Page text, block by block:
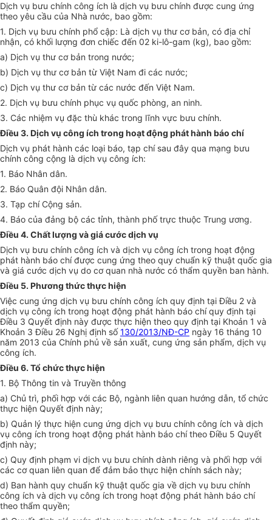
Dịch vụ bưu chính công ích là dịch vụ bưu chính được cung ứng
theo yêu cầu của Nhà nước, bao gồm:
1. Dịch vụ bưu chính phổ cập: Là dịch vụ thư cơ bản, có địa chỉ
nhận, có khối lượng đơn chiếc đến 02 ki-lô-gam (kg), bao gồm:
a) Dịch vụ thư cơ bản trong nước;
b) Dịch vụ thư cơ bản từ Việt Nam đi các nước;
c) Dịch vụ thư cơ bản từ các nước đến Việt Nam.
2. Dịch vụ bưu chính phục vụ quốc phòng, an ninh.
3. Các nhiệm vụ đặc thù khác trong lĩnh vực bưu chính.
Điều 3. Dịch vụ công ích trong hoạt động phát hành báo chí
Dịch vụ phát hành các loại báo, tạp chí sau đây qua mạng bưu
chính công cộng là dịch vụ công ích:
1. Báo Nhân dân.
2. Báo Quân đội Nhân dân.
3. Tạp chí Cộng sản.
4. Báo của đảng bộ các tỉnh, thành phố trực thuộc Trung ương.
Điều 4. Chất lượng và giá cước dịch vụ
Dịch vụ bưu chính công ích và dịch vụ công ích trong hoạt động
phát hành báo chí được cung ứng theo quy chuẩn kỹ thuật quốc gia
và giá cước dịch vụ do cơ quan nhà nước có thẩm quyền ban hành.
Điều 5. Phương thức thực hiện
Việc cung ứng dịch vụ bưu chính công ích quy định tại Điều 2 và
dịch vụ công ích trong hoạt động phát hành báo chí quy định tại
Điều 3 Quyết định này được thực hiện theo quy định tại Khoản 1 và
Khoản 3 Điều 26 Nghị định số130/2013/NĐ-CP ngày 16 tháng 10
năm 2013 của Chính phủ về sản xuất, cung ứng sản phẩm, dịch vụ
công ích.
Điều 6. Tổ chức thực hiện
1. Bộ Thông tin và Truyền thông
a) Chủ trì, phối hợp với các Bộ, ngành liên quan hướng dẫn, tổ chức
thực hiện Quyết định này;
b) Quản lý thực hiện cung ứng dịch vụ bưu chính công ích và dịch
vụ công ích trong hoạt động phát hành báo chí theo Điều 5 Quyết
định này;
c) Quy định phạm vi dịch vụ bưu chính dành riêng và phối hợp với
các cơ quan liên quan để đảm bảo thực hiện chính sách này;
d) Ban hành quy chuẩn kỹ thuật quốc gia về dịch vụ bưu chính
công ích và dịch vụ công ích trong hoạt động phát hành báo chí
theo thẩm quyền;